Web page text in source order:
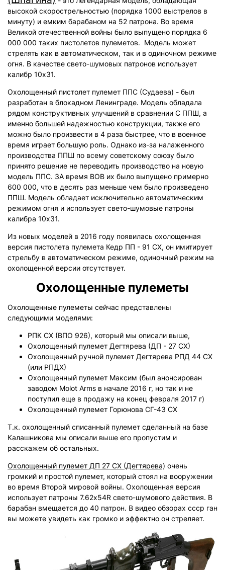
высокой скорострельностью (порядка 1000 выстрелов в
минуту) и емким барабаном на 52 патрона. Во время
Великой отечественной войны было выпущено порядка 6
000 000 таких пистолетов пулеметов. Модель может
стрелять как в автоматическом, так и в одиночном режиме
огня. В качестве свето-шумовых патронов использует
калибр 10х31.
Охолощенный пистолет пулемет ППС (Судаева) - был
разработан в блокадном Ленинграде. Модель обладала
рядом конструктивных улучшений в сравнении С ППШ, а
именно большей надежностью конструкции, также его
можно было произвести в 4 раза быстрее, что в военное
время играет большую роль. Однако из-за налаженного
производства ППШ по всему советскому союзу было
принято решение не переводить производство на новую
модель ППС. ЗА время ВОВ их было выпущено примерно
600 000, что в десять раз меньше чем было произведено
ППШ. Модель обладает исключительно автоматическим
режимом огня и использует свето-шумовые патроны
калибра 10х31.
Из новых моделей в 2016 году появилась охолощенная
версия пистолета пулемета Кедр ПП - 91 СХ, он имитирует
стрельбу в автоматическом режиме, одиночный режим на
охолощенной версии отсутствует.
Охолощенные пулеметы
Охолощенные пулеметы сейчас представлены
следующими моделями:
РПК СХ (ВПО 926), который мы описали выше,
Охолощенный пулемет Дегтярева (ДП - 27 СХ)
Охолощенный ручной пулемет Дегтярева РПД 44 СХ
(или РПДХ)
Охолощенный пулемет Максим (был анонсирован
заводом Molot Arms в начале 2016 г, но так и не
поступил еще в продажу на конец февраля 2017 г)
Охолощенный пулемет Горюнова СГ-43 СХ
Т.к. охолощенный списанный пулемет сделанный на базе
Калашникова мы описали выше его пропустим и
расскажем об остальных.
Охолощенный пулемет ДП 27 СХ (Дегтярева) очень
громкий и простой пулемет, который стоял на вооружении
во время Второй мировой войны. Охолощенная версия
использует патроны 7.62х54R свето-шумового действия. В
барабан вмещается до 40 патрон. В видео обзорах ссср ган
вы можете увидеть как громко и эффектно он стреляет.